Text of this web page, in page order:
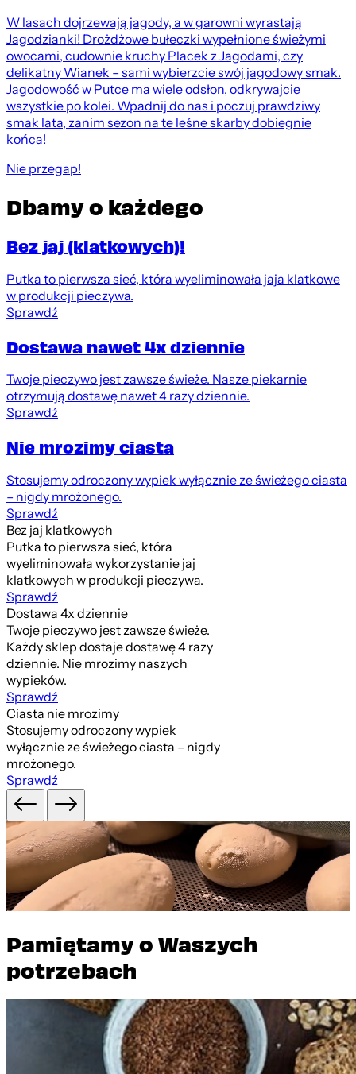
W lasach dojrzewają jagody, a w garowni wyrastają
Jagodzianki! Drożdżowe bułeczki wypełnione świeżymi
owocami, cudownie kruchy Placek z Jagodami, czy
delikatny Wianek – sami wybierzcie swój jagodowy smak.
Jagodowość w Putce ma wiele odsłon, odkrywajcie
wszystkie po kolei. Wpadnij do nas i poczuj prawdziwy
smak lata, zanim sezon na te leśne skarby dobiegnie
końca!
Nie przegap!
Dbamy o każdego
Bez jaj (klatkowych)!
Putka to pierwsza sieć, która wyeliminowała jaja klatkowe
w produkcji pieczywa.
Sprawdź
Dostawa nawet 4x dziennie
Twoje pieczywo jest zawsze świeże. Nasze piekarnie
otrzymują dostawę nawet 4 razy dziennie.
Sprawdź
Nie mrozimy ciasta
Stosujemy odroczony wypiek wyłącznie ze świeżego ciasta
– nigdy mrożonego.
Sprawdź
Bez jaj klatkowych
Putka to pierwsza sieć, która
wyeliminowała wykorzystanie jaj
klatkowych w produkcji pieczywa.
Sprawdź
Dostawa 4x dziennie
Twoje pieczywo jest zawsze świeże.
Każdy sklep dostaje dostawę 4 razy
dziennie. Nie mrozimy naszych
wypieków.
Sprawdź
Ciasta nie mrozimy
Stosujemy odroczony wypiek
wyłącznie ze świeżego ciasta – nigdy
mrożonego.
Sprawdź
Pamiętamy o Waszych
potrzebach